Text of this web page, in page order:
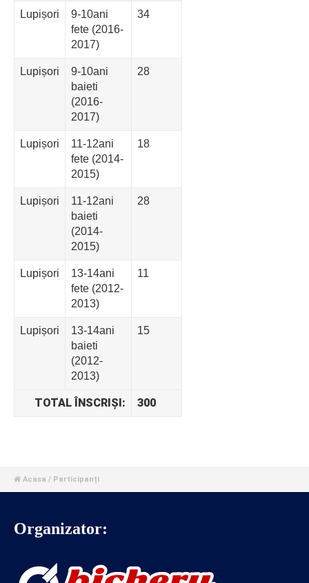
Lupișori
9-10ani
fete (2016-
2017)
34
Lupișori
9-10ani
baieti
(2016-
2017)
28
Lupișori
11-12ani
fete (2014-
2015)
18
Lupișori
11-12ani
baieti
(2014-
2015)
28
Lupișori
13-14ani
fete (2012-
2013)
11
Lupișori
13-14ani
baieti
(2012-
2013)
15
TOTAL ÎNSCRIȘI: 300
 Acasa / Participanți
Organizator: